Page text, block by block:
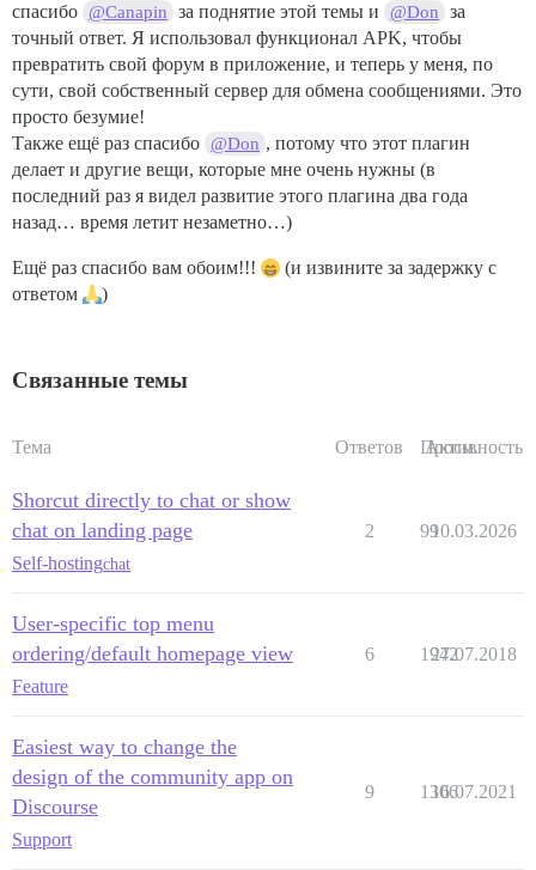
спасибо @Canapin за поднятие этой темы и @Don
за
точный ответ. Я использовал функционал APK, чтобы
превратить свой форум в приложение, и теперь у меня, по
сути, свой собственный сервер для обмена сообщениями. Это
просто безумие!
Также ещё раз спасибо @Don , потому что этот плагин
делает и другие вещи, которые мне очень нужны (в
последний раз я видел развитие этого плагина два года
назад… время летит незаметно…)
Ещё раз спасибо вам обоим!!!
(и извините за задержку с
ответом
)
Связанные темы
Тема Ответов Просм.
Активность
Shorcut directly to chat or show
chat on landing page
Self-hostingchat
2 9910.03.2026
User-specific top menu
ordering/default homepage view
Feature
6 1942
27.07.2018
Easiest way to change the
design of the community app on
Discourse
Support
9 1306
16.07.2021